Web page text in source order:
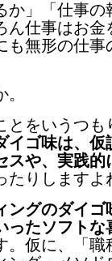
」「仕事の
ん仕事はお金
も無形の仕事
をいうつも
イゴ味は、仮
スや、実践的
たりしますよ
ングのダイゴ
ったソフトな
。仮に、「職